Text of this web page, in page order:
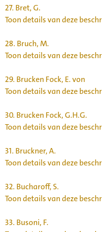
27. Bret, G.
Toon details van deze
28. Bruch, M.
Toon details van deze
29. Brucken Fock, E. von
Toon details van deze
30. Brucken Fock, G.H.G.
Toon details van deze
31. Bruckner, A.
Toon details van deze
32. Bucharoff, S.
Toon details van deze
33. Busoni, F.